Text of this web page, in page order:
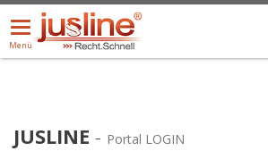
Menü
öffnen/schließen
Menü
ALLE DROPDOWN: GEWÄHLTER
JUSLINE - Portal LOGIN